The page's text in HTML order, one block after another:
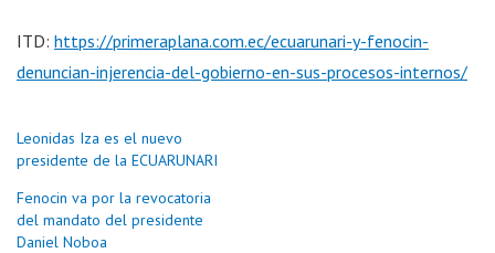
ITD: https://primeraplana.com.ec/ecuarunari-y-fenocin-
denuncian-injerencia-del-gobierno-en-sus-procesos-internos/
Leonidas Iza es el nuevo
presidente de la ECUARUNARI
Fenocin va por la revocatoria
del mandato del presidente
Daniel Noboa